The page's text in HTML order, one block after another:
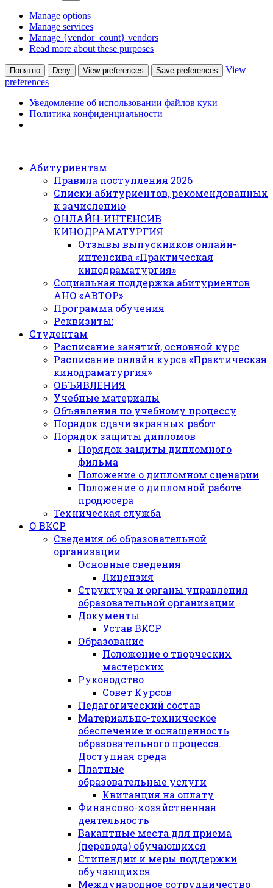
Manage options
Manage services
Manage {vendor_count} vendors
Read more about these purposes
Понятно Deny View preferences Save preferences
View
preferences
Уведомление об использовании файлов куки
Политика конфиденциальности
Абитуриентам
Правила поступления 2026
Списки абитуриентов, рекомендованных
к зачислению
ОНЛАЙН-ИНТЕНСИВ
КИНОДРАМАТУРГИЯ
Отзывы выпускников онлайн-
интенсива «Практическая
кинодраматургия»
Социальная поддержка абитуриентов
АНО «АВТОР»
Программа обучения
Реквизиты:
Студентам
Расписание занятий, основной курс
Расписание онлайн курса «Практическая
кинодраматургия»
ОБЪЯВЛЕНИЯ
Учебные материалы
Объявления по учебному процессу
Порядок сдачи экранных работ
Порядок защиты дипломов
Порядок защиты дипломного
фильма
Положение о дипломном сценарии
Положение о дипломной работе
продюсера
Техническая служба
О ВКСР
Сведения об образовательной
организации
Основные сведения
Лицензия
Структура и органы управления
образовательной организации
Документы
Устав ВКСР
Образование
Положение о творческих
мастерских
Руководство
Совет Курсов
Педагогический состав
Материально-техническое
обеспечение и оснащенность
образовательного процесса.
Доступная среда
Платные
образовательные услуги
Квитанция на оплату
Финансово-хозяйственная
деятельность
Вакантные места для приема
(перевода) обучающихся
Стипендии и меры поддержки
обучающихся
Международное сотрудничество